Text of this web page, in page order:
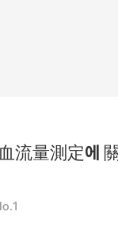
流量測定에